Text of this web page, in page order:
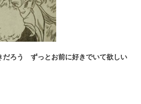
だろう ずっとお前に好きでいて欲しい